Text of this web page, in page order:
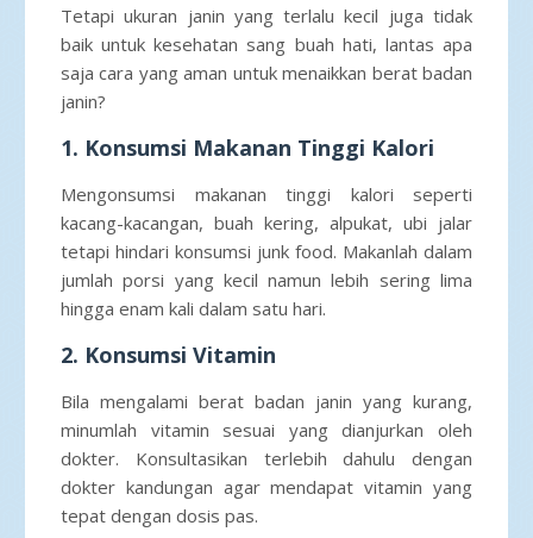
Tetapi ukuran janin yang terlalu kecil juga tidak
baik untuk kesehatan sang buah hati, lantas apa
saja cara yang aman untuk menaikkan berat badan
janin?
1. Konsumsi Makanan Tinggi Kalori
Mengonsumsi makanan tinggi kalori seperti
kacang-kacangan, buah kering, alpukat, ubi jalar
tetapi hindari konsumsi junk food. Makanlah dalam
jumlah porsi yang kecil namun lebih sering lima
hingga enam kali dalam satu hari.
2. Konsumsi Vitamin
Bila mengalami berat badan janin yang kurang,
minumlah vitamin sesuai yang dianjurkan oleh
dokter. Konsultasikan terlebih dahulu dengan
dokter kandungan agar mendapat vitamin yang
tepat dengan dosis pas.